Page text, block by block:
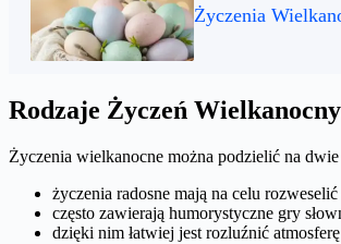
Życzenia
Rodzaje Życzeń
Życzenia wielkanocne można podzielić na dwie
życzenia radosne mają na celu
często zawierają humorystyczne gry
dzięki nim łatwiej jest rozluźnić